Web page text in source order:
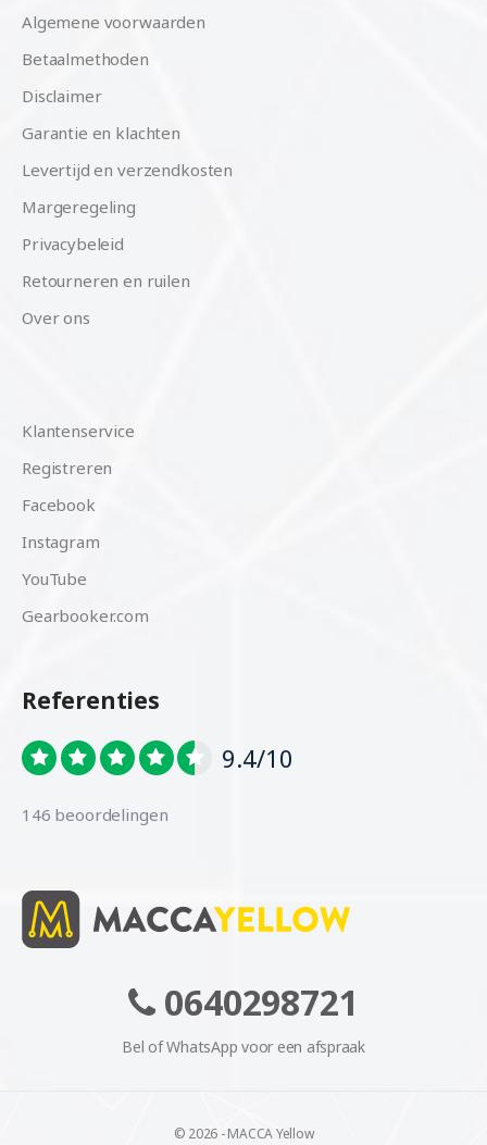
Algemene voorwaarden
Betaalmethoden
Disclaimer
Garantie en klachten
Levertijd en verzendkosten
Margeregeling
Privacybeleid
Retourneren en ruilen
Over ons
Klantenservice
Registreren
Facebook
Instagram
YouTube
Gearbooker.com
Referenties
9.4/10
146 beoordelingen
0640298721
Bel of WhatsApp voor een afspraak
© 2026 - MACCA Yellow